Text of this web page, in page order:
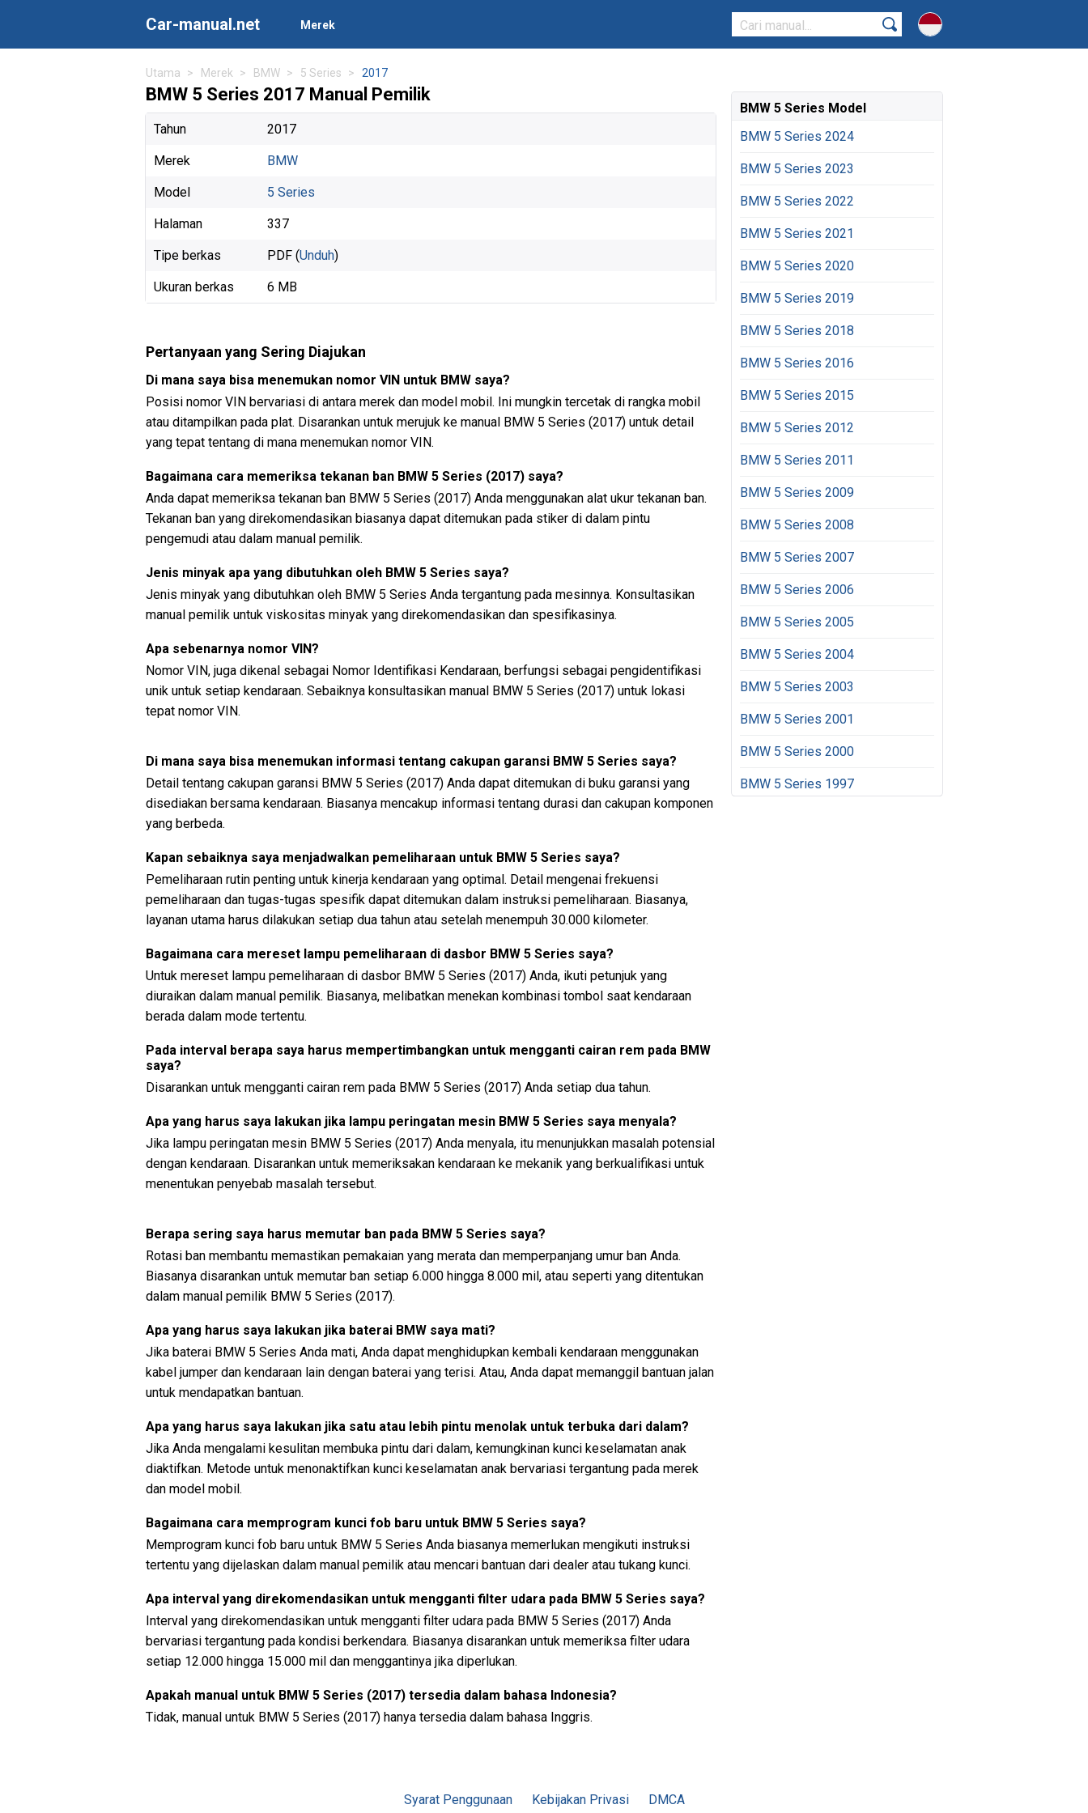
Car-manual.net Merek
Utama Merek BMW 5 Series 2017
BMW 5 Series 2017 Manual Pemilik
Tahun 2017
Merek BMW
Model 5 Series
Halaman 337
Tipe berkas PDF (Unduh)
Ukuran berkas 6 MB
Pertanyaan yang Sering Diajukan
Di mana saya bisa menemukan nomor VIN untuk BMW saya?
Posisi nomor VIN bervariasi di antara merek dan model mobil. Ini mungkin tercetak di rangka mobil
atau ditampilkan pada plat. Disarankan untuk merujuk ke manual BMW 5 Series (2017) untuk detail
yang tepat tentang di mana menemukan nomor VIN.
Bagaimana cara memeriksa tekanan ban BMW 5 Series (2017) saya?
Anda dapat memeriksa tekanan ban BMW 5 Series (2017) Anda menggunakan alat ukur tekanan ban.
Tekanan ban yang direkomendasikan biasanya dapat ditemukan pada stiker di dalam pintu
pengemudi atau dalam manual pemilik.
Jenis minyak apa yang dibutuhkan oleh BMW 5 Series saya?
Jenis minyak yang dibutuhkan oleh BMW 5 Series Anda tergantung pada mesinnya. Konsultasikan
manual pemilik untuk viskositas minyak yang direkomendasikan dan spesifikasinya.
Apa sebenarnya nomor VIN?
Nomor VIN, juga dikenal sebagai Nomor Identifikasi Kendaraan, berfungsi sebagai pengidentifikasi
unik untuk setiap kendaraan. Sebaiknya konsultasikan manual BMW 5 Series (2017) untuk lokasi
tepat nomor VIN.
Di mana saya bisa menemukan informasi tentang cakupan garansi BMW 5 Series saya?
Detail tentang cakupan garansi BMW 5 Series (2017) Anda dapat ditemukan di buku garansi yang
disediakan bersama kendaraan. Biasanya mencakup informasi tentang durasi dan cakupan komponen
yang berbeda.
Kapan sebaiknya saya menjadwalkan pemeliharaan untuk BMW 5 Series saya?
Pemeliharaan rutin penting untuk kinerja kendaraan yang optimal. Detail mengenai frekuensi
pemeliharaan dan tugas-tugas spesifik dapat ditemukan dalam instruksi pemeliharaan. Biasanya,
layanan utama harus dilakukan setiap dua tahun atau setelah menempuh 30.000 kilometer.
Bagaimana cara mereset lampu pemeliharaan di dasbor BMW 5 Series saya?
Untuk mereset lampu pemeliharaan di dasbor BMW 5 Series (2017) Anda, ikuti petunjuk yang
diuraikan dalam manual pemilik. Biasanya, melibatkan menekan kombinasi tombol saat kendaraan
berada dalam mode tertentu.
Pada interval berapa saya harus mempertimbangkan untuk mengganti cairan rem pada BMW
saya?
Disarankan untuk mengganti cairan rem pada BMW 5 Series (2017) Anda setiap dua tahun.
Apa yang harus saya lakukan jika lampu peringatan mesin BMW 5 Series saya menyala?
Jika lampu peringatan mesin BMW 5 Series (2017) Anda menyala, itu menunjukkan masalah potensial
dengan kendaraan. Disarankan untuk memeriksakan kendaraan ke mekanik yang berkualifikasi untuk
menentukan penyebab masalah tersebut.
Berapa sering saya harus memutar ban pada BMW 5 Series saya?
Rotasi ban membantu memastikan pemakaian yang merata dan memperpanjang umur ban Anda.
Biasanya disarankan untuk memutar ban setiap 6.000 hingga 8.000 mil, atau seperti yang ditentukan
dalam manual pemilik BMW 5 Series (2017).
Apa yang harus saya lakukan jika baterai BMW saya mati?
Jika baterai BMW 5 Series Anda mati, Anda dapat menghidupkan kembali kendaraan menggunakan
kabel jumper dan kendaraan lain dengan baterai yang terisi. Atau, Anda dapat memanggil bantuan jalan
untuk mendapatkan bantuan.
Apa yang harus saya lakukan jika satu atau lebih pintu menolak untuk terbuka dari dalam?
Jika Anda mengalami kesulitan membuka pintu dari dalam, kemungkinan kunci keselamatan anak
diaktifkan. Metode untuk menonaktifkan kunci keselamatan anak bervariasi tergantung pada merek
dan model mobil.
Bagaimana cara memprogram kunci fob baru untuk BMW 5 Series saya?
Memprogram kunci fob baru untuk BMW 5 Series Anda biasanya memerlukan mengikuti instruksi
tertentu yang dijelaskan dalam manual pemilik atau mencari bantuan dari dealer atau tukang kunci.
Apa interval yang direkomendasikan untuk mengganti filter udara pada BMW 5 Series saya?
Interval yang direkomendasikan untuk mengganti filter udara pada BMW 5 Series (2017) Anda
bervariasi tergantung pada kondisi berkendara. Biasanya disarankan untuk memeriksa filter udara
setiap 12.000 hingga 15.000 mil dan menggantinya jika diperlukan.
Apakah manual untuk BMW 5 Series (2017) tersedia dalam bahasa Indonesia?
Tidak, manual untuk BMW 5 Series (2017) hanya tersedia dalam bahasa Inggris.
BMW 5 Series Model
BMW 5 Series 2024
BMW 5 Series 2023
BMW 5 Series 2022
BMW 5 Series 2021
BMW 5 Series 2020
BMW 5 Series 2019
BMW 5 Series 2018
BMW 5 Series 2016
BMW 5 Series 2015
BMW 5 Series 2012
BMW 5 Series 2011
BMW 5 Series 2009
BMW 5 Series 2008
BMW 5 Series 2007
BMW 5 Series 2006
BMW 5 Series 2005
BMW 5 Series 2004
BMW 5 Series 2003
BMW 5 Series 2001
BMW 5 Series 2000
BMW 5 Series 1997
Syarat Penggunaan Kebijakan Privasi DMCA